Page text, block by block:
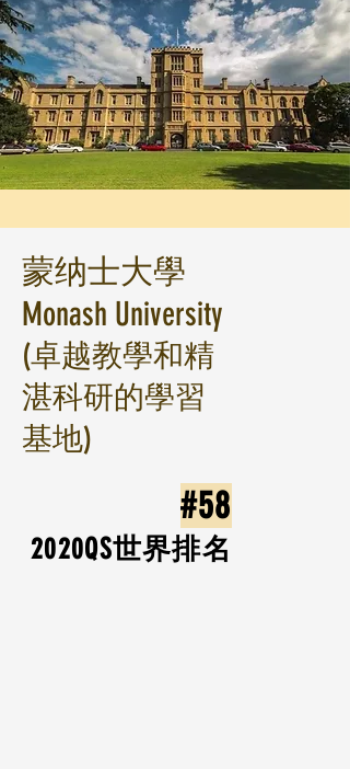
蒙纳士大學
Monash University
(卓越教學和精
湛科研的學習
基地)
#58
2020​QS世界排名